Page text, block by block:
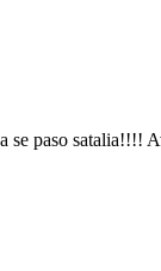
paso satalia!!!!